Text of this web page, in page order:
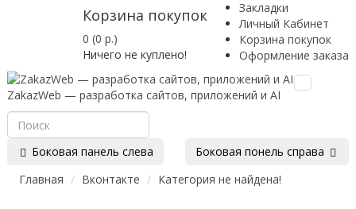
Закладки
Личный Кабинет
Корзина покупок
Оформление заказа
Корзина покупок
0 (0 р.)
Ничего не куплено!
ZakazWeb — разработка сайтов, приложений и AI
Toggle
Боковая панель слева
Боковая понель справа
Главная
Вконтакте Категория не найдена!